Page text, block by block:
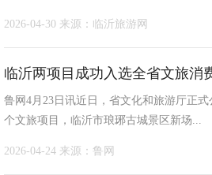
2026-04-30 来源：临沂旅游网
临沂两项目成功入选全省文旅消
鲁网4月23日讯近日，省文化和旅游厅正
个文旅项目，临沂市琅琊古城景区新场...
2026-04-24 来源：鲁网